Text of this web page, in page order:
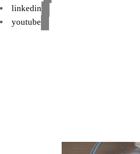
linkedin
youtube